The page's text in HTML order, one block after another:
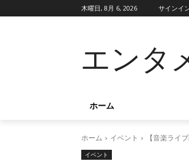
木曜日, 8月 6, 2026 サインイ
エンタ
ホーム
ホーム イベント 【音楽ライ
イベント